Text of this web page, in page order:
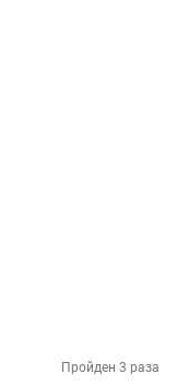
Пройден 3 раза